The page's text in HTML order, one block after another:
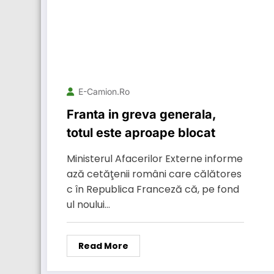
E-Camion.ro
Franta in greva generala,
totul este aproape blocat
Ministerul Afacerilor Externe informe
ază cetăţenii români care călătores
c în Republica Franceză că, pe fond
ul noului…
Read More